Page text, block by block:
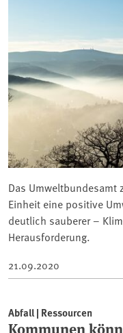
Das Umweltbundesamt
Einheit eine positive
deutlich sauberer –
Herausforderung.
21.09.2020
Abfall | Ressourcen
Kommunen